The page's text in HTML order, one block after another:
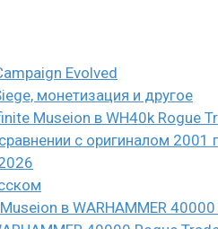
Evolved
монетизация и другое
Museion в WH40k Rogue
с оригиналом 2001
в WARHAMMER